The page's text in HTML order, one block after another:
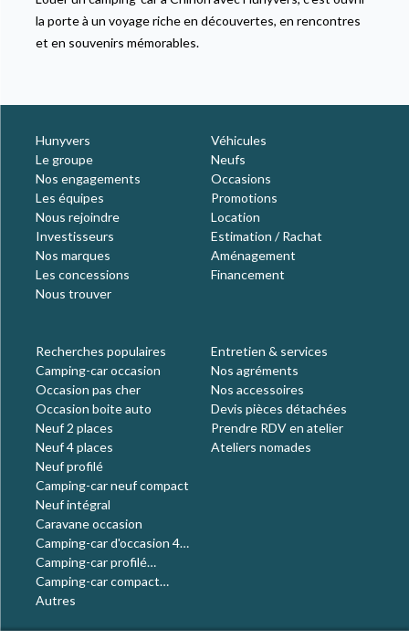
la porte à un voyage riche en découvertes, en rencontres
et en souvenirs mémorables.
Hunyvers
Le groupe
Nos engagements
Les équipes
Nous rejoindre
Investisseurs
Nos marques
Les concessions
Nous trouver
Véhicules
Neufs
Occasions
Promotions
Location
Estimation / Rachat
Aménagement
Financement
Recherches populaires
Camping-car occasion
Occasion pas cher
Occasion boite auto
Neuf 2 places
Neuf 4 places
Neuf profilé
Camping-car neuf compact
Neuf intégral
Caravane occasion
Camping-car d'occasion 4
places
Camping-car profilé
occasion
Camping-car compact
occasion
Autres
Entretien & services
Nos agréments
Nos accessoires
Devis pièces détachées
Prendre RDV en atelier
Ateliers nomades